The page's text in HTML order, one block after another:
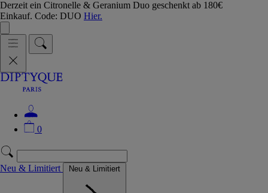
Derzeit ein Citronelle & Geranium Duo geschenkt ab 180€
Einkauf. Code: DUO Hier.
0
Neu & Limitiert Neu & Limitiert